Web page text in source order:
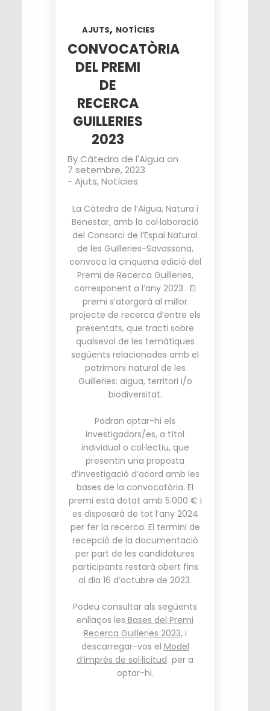
AJUTS, NOTÍCIES
CONVOCATÒRIA
DEL PREMI
DE
RECERCA
GUILLERIES
2023
ByCàtedra de l'Aigua on
7 setembre, 2023
-Ajuts,Notícies
La Càtedra de l’Aigua, Natura i
Benestar, amb la col·laboració
del Consorci de l’Espai Natural
de les Guilleries-Savassona,
convoca la cinquena edició del
Premi de Recerca Guilleries,
corresponent a l’any 2023. El
premi s’atorgarà al millor
projecte de recerca d’entre els
presentats, que tracti sobre
qualsevol de les temàtiques
següents relacionades amb el
patrimoni natural de les
Guilleries: aigua, territori i/o
biodiversitat.
Podran optar-hi els
investigadors/es, a títol
individual o col·lectiu, que
presentin una proposta
d’investigació d’acord amb les
bases de la convocatòria. El
premi està dotat amb 5.000 € i
es disposarà de tot l’any 2024
per fer la recerca. El termini de
recepció de la documentació
per part de les candidatures
participants restarà obert fins
al dia 16 d’octubre de 2023.
Podeu consultar als següents
enllaços les Bases del Premi
Recerca Guilleries 2023, i
descarregar-vos el Model
d’imprès de sol·licitud per a
optar-hi.